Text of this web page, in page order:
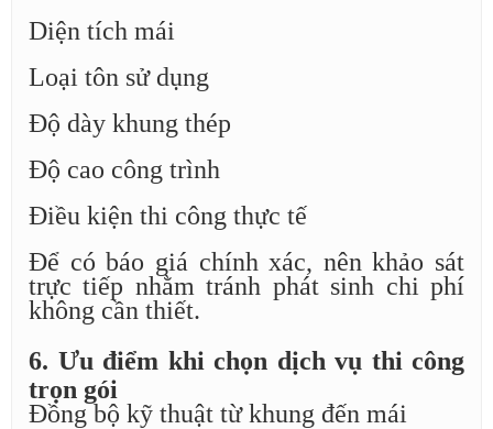
Diện tích mái
Loại tôn sử dụng
Độ dày khung thép
Độ cao công trình
Điều kiện thi công thực tế
Để có báo giá chính xác, nên khảo sát
trực tiếp nhằm tránh phát sinh chi phí
không cần thiết.
6. Ưu điểm khi chọn dịch vụ thi công
trọn gói
Đồng bộ kỹ thuật từ khung đến mái